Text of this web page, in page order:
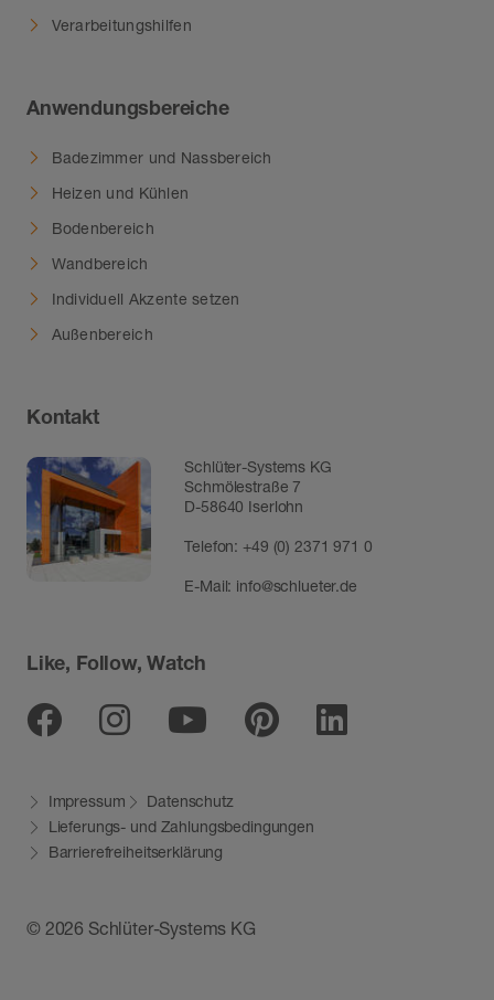
Verarbeitungshilfen
Anwendungsbereiche
Badezimmer und Nassbereich
Heizen und Kühlen
Bodenbereich
Wandbereich
Individuell Akzente setzen
Außenbereich
Kontakt
Schlüter-Systems KG
Schmölestraße 7
D-58640 Iserlohn
Telefon:+49 (0) 2371 971 0
E-Mail: info@schlueter.de
Like, Follow, Watch
Facebook
InstagramYoutube
PinterestLinkedin
© 2026 Schlüter-Systems KG
Impressum
Datenschutz
Lieferungs- und Zahlungsbedingungen
Barrierefreiheitserklärung